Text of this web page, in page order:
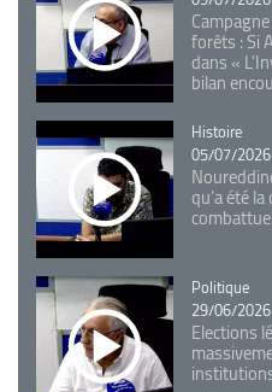
forêts : Si
dans «
bilan
Catégorie
Histoire
05/07/
qu’a été
Catégorie
Politique
29/06/
Elections